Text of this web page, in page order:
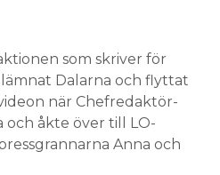
som skriver för
Dalarna och flyttat
när Chefredaktör-
och åkte över till LO-
Anna och